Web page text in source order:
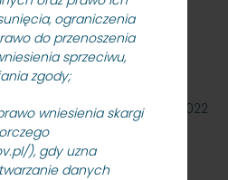
ograniczenia
do przenoszenia
sprzeciwu,
zgody;
wniesienia skargi
), gdy uzna
danych
stacji Gdynia Cisowa
Trójmieście Sp. z o.o.
cenowej na wykonanie
prawnej wraz z…
26 października 2022